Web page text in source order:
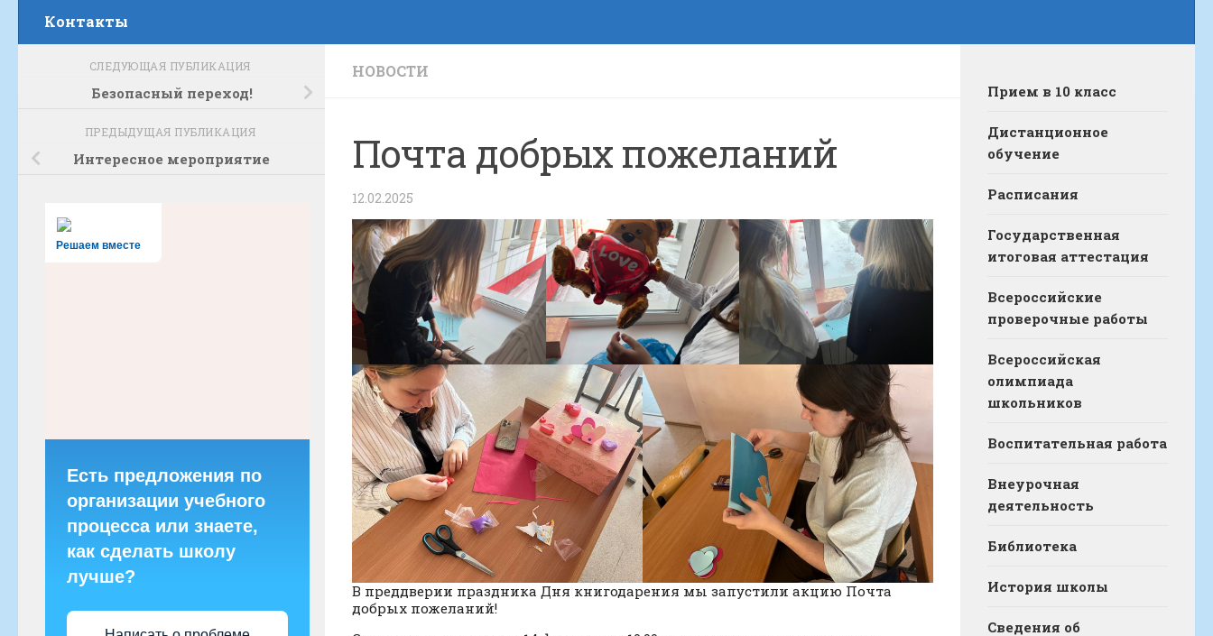
Контакты
НОВОСТИ
Почта добрых пожеланий
12.02.2025
В преддверии праздника Дня книгодарения мы запустили акцию Почта
добрых пожеланий!
СЛЕДУЮЩАЯ ПУБЛИКАЦИЯ
Безопасный переход!
ПРЕДЫДУЩАЯ ПУБЛИКАЦИЯ
Интересное мероприятие
Решаем вместе
Есть предложения по
организации учебного
процесса или знаете,
как сделать школу
лучше?
Прием в 10 класс
Дистанционное
обучение
Расписания
Государственная
итоговая аттестация
Всероссийские
проверочные работы
Всероссийская
олимпиада
школьников
Воспитательная работа
Внеурочная
деятельность
Библиотека
История школы
Сведения об